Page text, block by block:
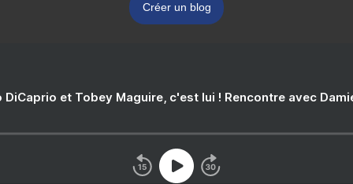
Créer un blog
DiCaprio et Tobey Maguire, c'est lui ! Rencontre avec